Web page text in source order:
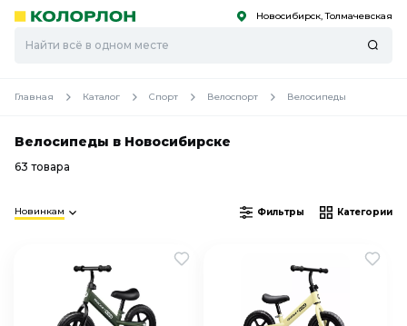
Скоро
Скоро Новосибирск, Толмачевская
Главная Каталог Спорт Велоспорт Велосипеды
Велосипеды в Новосибирске
63 товара
Новинкам Фильтры Категории